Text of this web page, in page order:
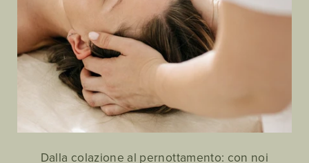
Dalla colazione al pernottamento: con noi